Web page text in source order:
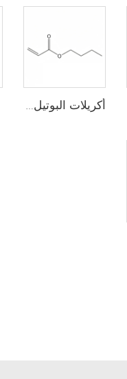
أكريلات البوتيل الطبيعي